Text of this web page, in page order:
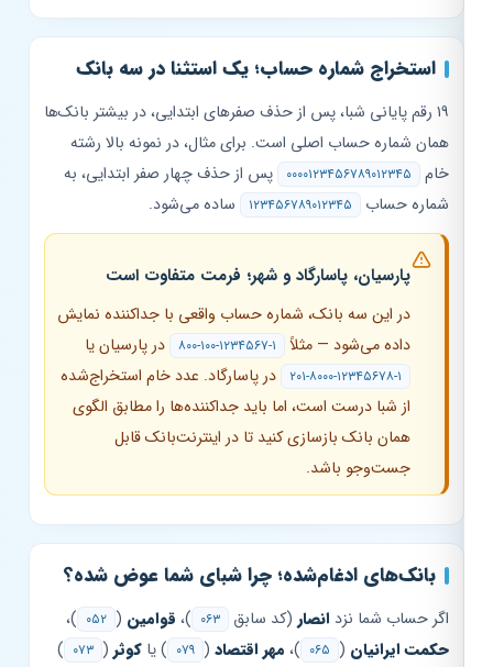
استخراج شماره حساب؛ یک استثنا در سه بانک
۱۹ رقم پایانی شبا، پس از حذف صفرهای ابتدایی، در بیشتر بانک‌ها
همان شماره حساب اصلی است. برای مثال، در نمونه بالا رشته
۰۰۰۰۱۲۳۴۵۶۷۸۹۰۱۲۳۴۵ پس از حذف چهار صفر ابتدایی، به
شماره حساب ۱۲۳۴۵۶۷۸۹۰۱۲۳۴۵ ساده می‌شود.
پارسیان، پاسارگاد و شهر؛ فرمت متفاوت است
در این سه بانک، شماره حساب واقعی با جداکننده نمایش
داده می‌شود — مثلاً
۸۰۰-۱۰۰-۱۲۳۴۵۶۷-۱ در پارسیان یا
۲۰۱-۸۰۰۰-۱۲۳۴۵۶۷۸-۱ در پاسارگاد. عدد خام استخراج‌شده
از شبا درست است، اما باید جداکننده‌ها را مطابق الگوی
همان بانک بازسازی کنید تا در اینترنت‌بانک قابل
جست‌وجو باشد.
بانک‌های ادغام‌شده؛ چرا شبای شما عوض شده؟
اگر حساب شما نزد انصار(کد سابق ۰۶۳ )،قوامین( ۰۵۲ )،
حکمت ایرانیان( ۰۶۵ )،مهر اقتصاد( ۰۷۹ ) یا کوثر ( ۰۷۳ )